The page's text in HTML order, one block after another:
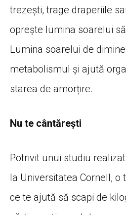
trezești, trage draperiile
oprește lumina soarelui
Lumina soarelui de
metabolismul și ajută
starea de amorțire.
Nu te cântărești
Potrivit unui studiu
la Universitatea Cornell, o
ce te ajută să scapi de